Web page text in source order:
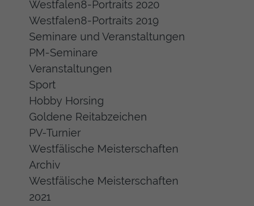
Westfalen8-Portraits 2020
Westfalen8-Portraits 2019
Seminare und Veranstaltungen
PM-Seminare
Veranstaltungen
Sport
Hobby Horsing
Goldene Reitabzeichen
PV-Turnier
Westfälische Meisterschaften
Archiv
Westfälische Meisterschaften
2021